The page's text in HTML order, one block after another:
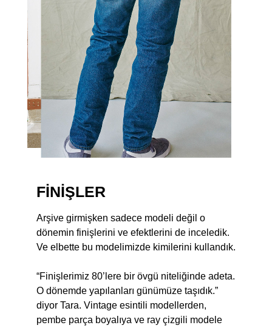
FİNİŞLER
Arşive girmişken sadece modeli değil o
dönemin finişlerini ve efektlerini de inceledik.
Ve elbette bu modelimizde kimilerini kullandık.
“Finişlerimiz 80’lere bir övgü niteliğinde adeta.
O dönemde yapılanları günümüze taşıdık.”
diyor Tara. Vintage esintili modellerden,
pembe parça boyalıya ve ray çizgili modele